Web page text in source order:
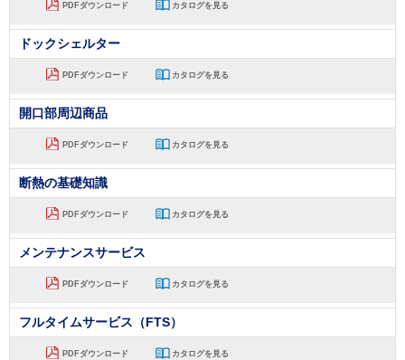
PDFダウンロード カタログを見る
ドックシェルター
PDFダウンロード カタログを見る
開口部周辺商品
PDFダウンロード カタログを見る
断熱の基礎知識
PDFダウンロード カタログを見る
メンテナンスサービス
PDFダウンロード カタログを見る
フルタイムサービス（FTS）
PDFダウンロード カタログを見る